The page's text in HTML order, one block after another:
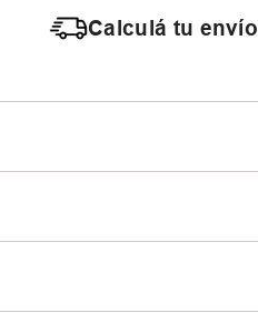
Calculá tu envío